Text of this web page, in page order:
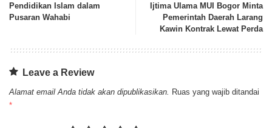
Pendidikan Islam dalam
Pusaran Wahabi
Ijtima Ulama MUI Bogor Minta
Pemerintah Daerah Larang
Kawin Kontrak Lewat Perda
Leave a Review
Alamat email Anda tidak akan dipublikasikan. Ruas yang wajib ditandai
*